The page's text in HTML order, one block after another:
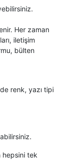
Her zaman
iletişim
bülten
renk, yazı tipi
hepsini tek